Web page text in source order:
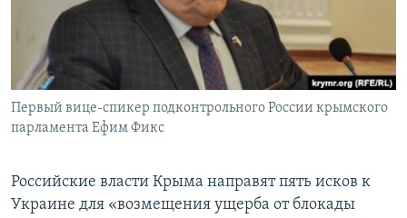
ПОБЕДИТЕЛЕЙ НЕ СУДЯТ?
КРЫМ.НЕПОКОРЕННЫЙ
ELIFBE
УКРАИНСКАЯ ПРОБЛЕМА КРЫМА
ПРИСОЕДИНЯЙТЕСЬ!
Все сайты RFE/RL
Первый вице-спикер подконтрольного России крымского
парламента Ефим Фикс
Российские власти Крыма направят пять исков к
Украине для «возмещения ущерба от блокады